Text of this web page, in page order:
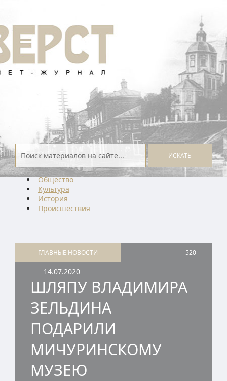
ИСКАТЬ
Общество
Культура
История
Проиcшествия
ГЛАВНЫЕ НОВОСТИ 520
14.07.2020
ШЛЯПУ ВЛАДИМИРА
ЗЕЛЬДИНА
ПОДАРИЛИ
МИЧУРИНСКОМУ
МУЗЕЮ